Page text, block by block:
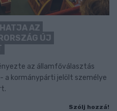
AZ
ÚJ
az államfőválasztás
a kormánypárti jelölt személye
Szólj hozzá!